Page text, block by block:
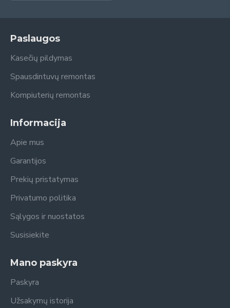
Paslaugos
Kasečių pildymas
Spausdintuvų remontas
Kompiuterių remontas
Informacija
Apie mus
Garantijos
Prekių pristatymas
Privatumo politika
Sąlygos ir nuostatos
Susisiekite
Mano paskyra
Paskyra
Užsakymų istorija